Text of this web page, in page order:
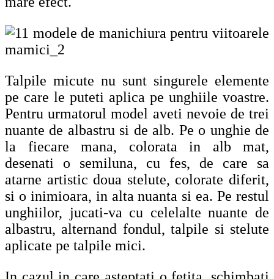
Talpile micute nu sunt singurele elemente
pe care le puteti aplica pe unghiile voastre.
Pentru urmatorul model aveti nevoie de trei
nuante de albastru si de alb. Pe o unghie de
la fiecare mana, colorata in alb mat,
desenati o semiluna, cu fes, de care sa
atarne artistic doua stelute, colorate diferit,
si o inimioara, in alta nuanta si ea. Pe restul
unghiilor, jucati-va cu celelalte nuante de
albastru, alternand fondul, talpile si stelute
aplicate pe talpile mici.